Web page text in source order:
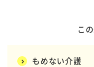
こ
もめない介護